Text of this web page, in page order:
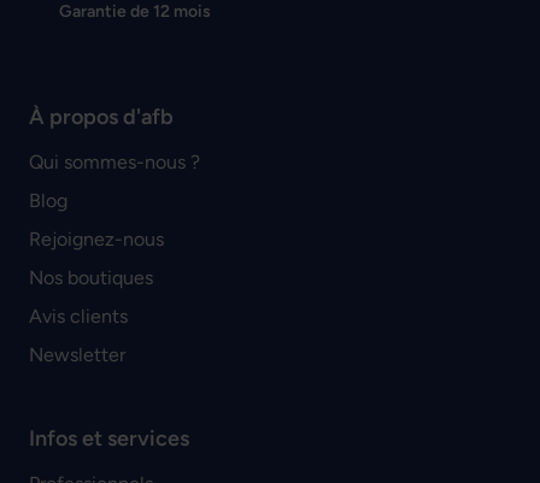
Garantie de 12 mois
À propos d'afb
Qui sommes-nous ?
Blog
Rejoignez-nous
Nos boutiques
Avis clients
Newsletter
Infos et services